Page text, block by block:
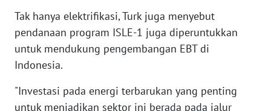
Tak hanya elektrifikasi, Turk juga menyebut
pendanaan program ISLE-1 juga diperuntukkan
untuk mendukung pengembangan EBT di
Indonesia.
"Investasi pada energi terbarukan yang penting
untuk menjadikan sektor ini berada pada jalur
BALI
WN
KALBAR
WN
KALTENG